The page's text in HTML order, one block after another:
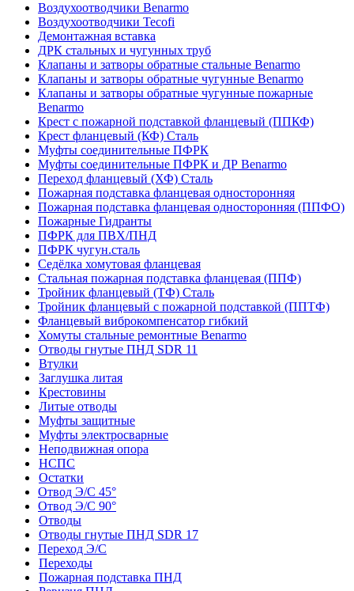
Воздухоотводчики Benarmo
Воздухоотводчики Tecofi
Демонтажная вставка
ДРК стальных и чугунных труб
Клапаны и затворы обратные стальные Benarmo
Клапаны и затворы обратные чугунные Benarmo
Клапаны и затворы обратные чугунные пожарные
Benarmo
Крест с пожарной подставкой фланцевый (ППКФ)
Крест фланцевый (КФ) Сталь
Муфты соединительные ПФРК
Муфты соединительные ПФРК и ДР Benarmo
Переход фланцевый (ХФ) Сталь
Пожарная подставка фланцевая односторонняя
Пожарная подставка фланцевая односторонняя (ППФО)
Пожарные Гидранты
ПФРК для ПВХ/ПНД
ПФРК чугун.сталь
Седёлка хомутовая фланцевая
Стальная пожарная подставка фланцевая (ППФ)
Тройник фланцевый (ТФ) Сталь
Тройник фланцевый с пожарной подставкой (ППТФ)
Фланцевый виброкомпенсатор гибкий
Хомуты стальные ремонтные Benarmo
Отводы гнутые ПНД SDR 11
Втулки
Заглушка литая
Крестовины
Литые отводы
Муфты защитные
Муфты электросварные
Неподвижная опора
НСПС
Остатки
Отвод Э/С 45°
Отвод Э/С 90°
Отводы
Отводы гнутые ПНД SDR 17
Переход Э/С
Переходы
Пожарная подставка ПНД